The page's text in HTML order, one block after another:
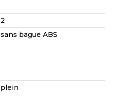
2
sans bague ABS
plein